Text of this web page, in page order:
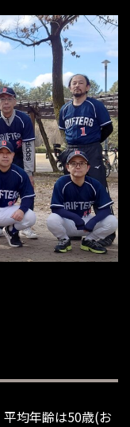
均年齢は50歳(お